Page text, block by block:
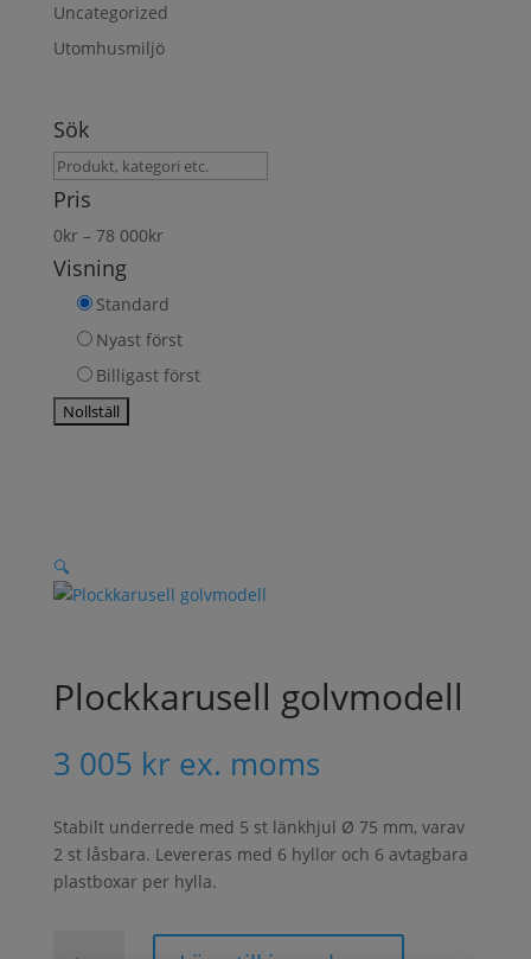
Uncategorized
Utomhusmiljö
Sök
Sök
produkt
Pris
0kr– 78 000kr
Visning
Standard
Nyast först
Billigast först
🔍
Plockkarusell golvmodell
3 005 kr ex. moms
Stabilt underrede med 5 st länkhjul Ø 75 mm, varav
2 st låsbara. Levereras med 6 hyllor och 6 avtagbara
plastboxar per hylla.
Plockkarusell